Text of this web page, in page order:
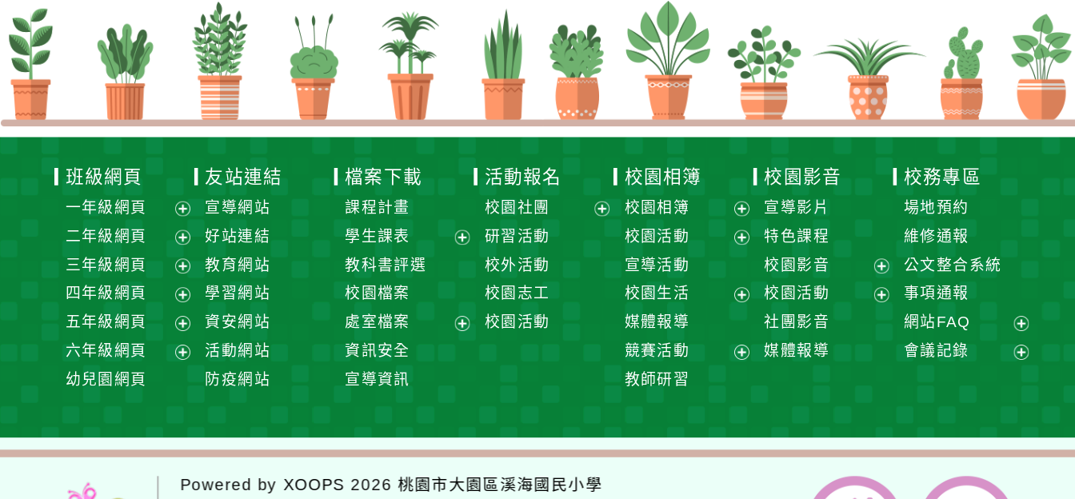
班級網頁
一年級網頁
展
開
選
單
二年級網頁
展
選
單
三年級網頁
展
選
單
四年級網頁
展
選
五年級網頁
展
六年級網頁
單
幼兒園網頁
友站連結
宣導網站
好站連結
教育網站
學習網站
資安網站
活動網站
防疫網站
檔案下載
課程計畫
學生課表
單
教科書評選
校園檔案
處室檔案
資訊安全
宣導資訊
活動報名
校園社團
研習活動
校外活動
校園志工
校園活動
校園相簿
校園相簿
展
開
單
校園活動
選
宣導活動
校園生活
選
媒體報導
競賽活動
單
教師研習
校園影音
宣導影片
特色課程
校園影音
展
校園活動
社團影音
媒體報導
校務專區
場地預約
維修通報
公文整合系統
事項通報
網站FAQ
展
會議記錄
單
Powered by XOOPS 2026桃園市大園區溪海國民小學